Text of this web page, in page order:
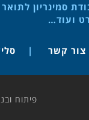
סמינריון
ועוד…
צור קשר
פיתוח